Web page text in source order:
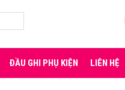
ĐẦU GHI PHỤ KIỆN LIÊN HỆ